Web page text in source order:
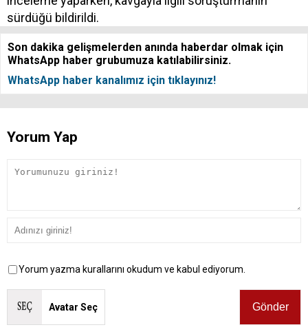
sürdüğü bildirildi.
Son dakika gelişmelerden anında haberdar olmak için
WhatsApp haber grubumuza katılabilirsiniz.
WhatsApp haber kanalımız için tıklayınız!
Yorum Yap
Yorum yazma kurallarını okudum ve kabul ediyorum.
Avatar Seç